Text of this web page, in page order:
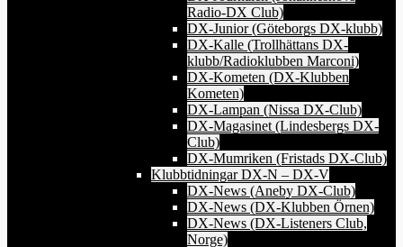
Radio-DX Club)
DX-Junior (Göteborgs DX-klubb)
DX-Kalle (Trollhättans DX-
klubb/Radioklubben Marconi)
DX-Kometen (DX-Klubben
Kometen)
DX-Lampan (Nissa DX-Club)
DX-Magasinet (Lindesbergs DX-
Club)
DX-Mumriken (Fristads DX-Club)
Klubbtidningar DX-N – DX-V
DX-News (Aneby DX-Club)
DX-News (DX-Klubben Örnen)
DX-News (DX-Listeners Club,
Norge)